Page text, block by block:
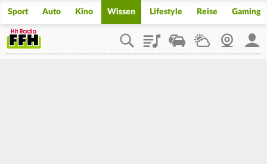
Sport Auto Kino Wissen Lifestyle Reise Gaming
PlaylistStaupilotWetterWebcam